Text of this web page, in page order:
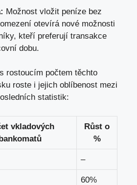
Možnost vložit peníze bez
otevírá nové možnosti
kteří preferují transakce
dobu.
rostoucím počtem těchto
roste i jejich oblíbenost mezi
statistik:
vkladových
Růst o
%
–
60%